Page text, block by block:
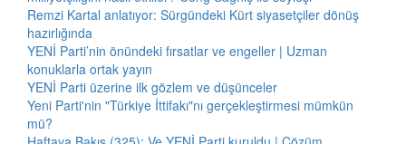
Remzi Kartal anlatıyor: Sürgündeki Kürt siyasetçiler dönüş
hazırlığında
YENİ Parti’nin önündeki fırsatlar ve engeller | Uzman
konuklarla ortak yayın
YENİ Parti üzerine ilk gözlem ve düşünceler
Yeni Parti'nin "Türkiye İttifakı"nı gerçekleştirmesi mümkün
mü?